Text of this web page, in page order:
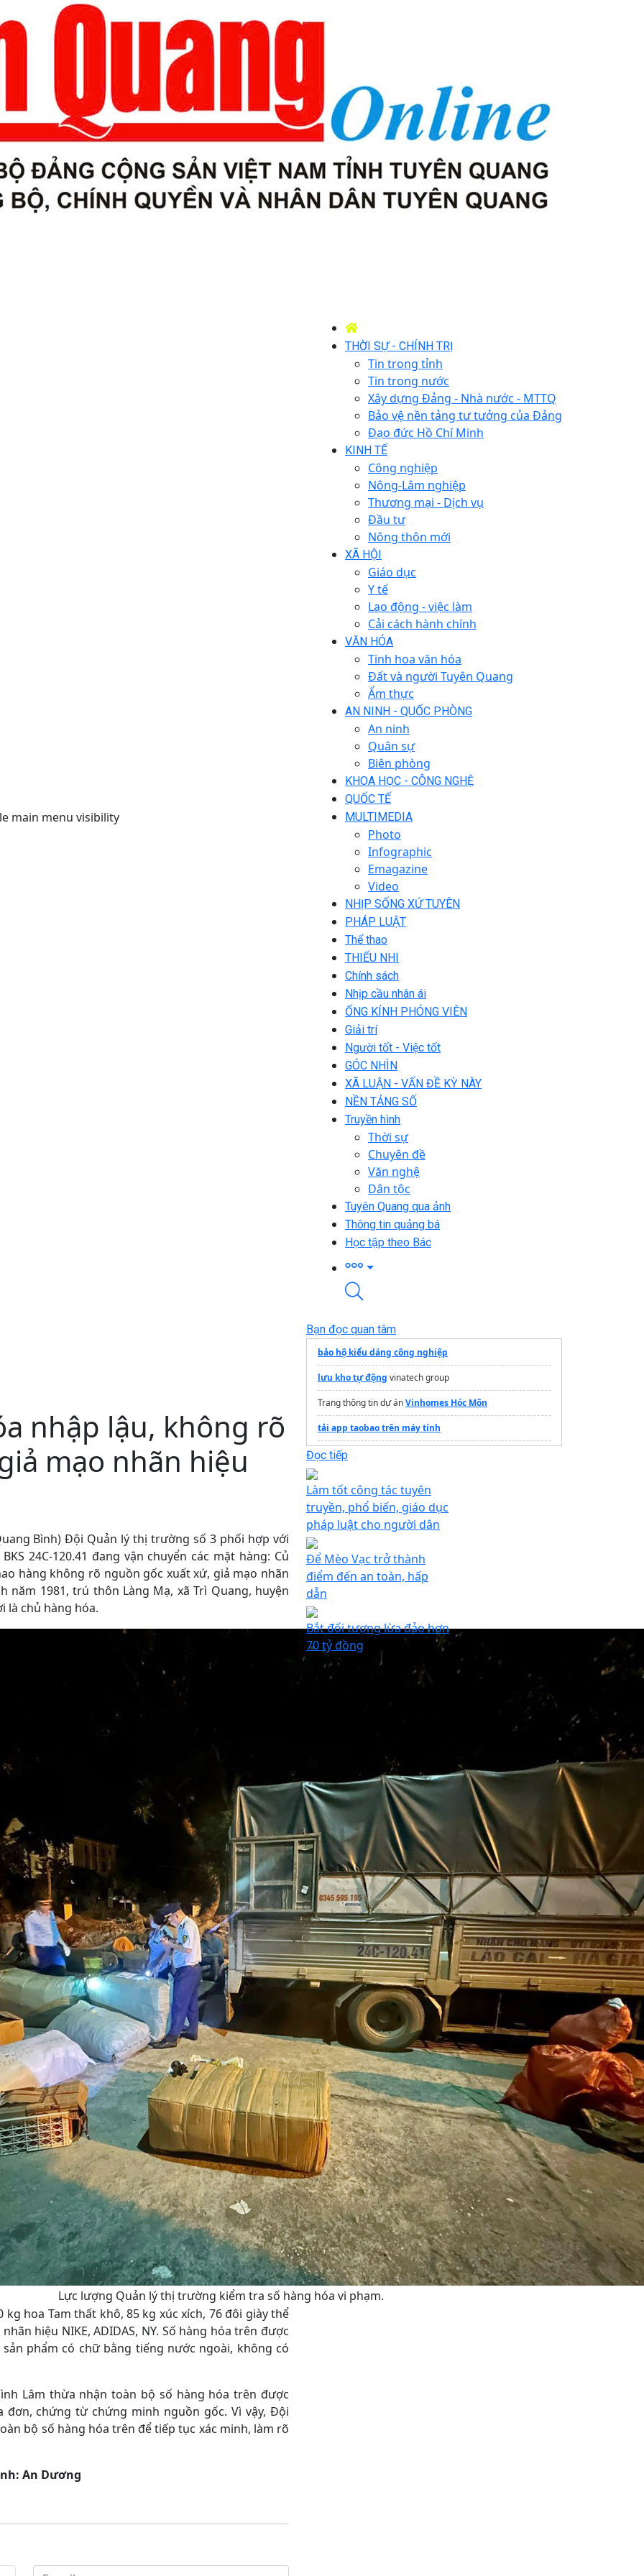
main menu visibility
THỜI SỰ - CHÍNH TRỊ
Tin trong tỉnh
Tin trong nước
Xây dựng Đảng - Nhà nước - MTTQ
Bảo vệ nền tảng tư tưởng của Đảng
Đạo đức Hồ Chí Minh
KINH TẾ
Công nghiệp
Nông-Lâm nghiệp
Thương mại - Dịch vụ
Đầu tư
Nông thôn mới
XÃ HỘI
Giáo dục
Y tế
Lao động - việc làm
Cải cách hành chính
VĂN HÓA
Tinh hoa văn hóa
Đất và người Tuyên Quang
Ẩm thực
AN NINH - QUỐC PHÒNG
An ninh
Quân sự
Biên phòng
KHOA HỌC - CÔNG NGHỆ
QUỐC TẾ
MULTIMEDIA
Photo
Infographic
Emagazine
Video
NHỊP SỐNG XỨ TUYÊN
PHÁP LUẬT
Thể thao
THIẾU NHI
Chính sách
Nhịp cầu nhân ái
ỐNG KÍNH PHÓNG VIÊN
Giải trí
Người tốt - Việc tốt
GÓC NHÌN
XÃ LUẬN - VẤN ĐỀ KỲ NÀY
NỀN TẢNG SỐ
Truyền hình
Thời sự
Chuyên đề
Văn nghệ
Dân tộc
Tuyên Quang qua ảnh
Thông tin quảng bá
Học tập theo Bác
nhập lậu, không rõ
mạo nhãn hiệu
Bình) Đội Quản lý thị trường số 3 phối hợp với
24C-120.41 đang vận chuyển các mặt hàng: Củ
hàng không rõ nguồn gốc xuất xứ, giả mạo nhãn
năm 1981, trú thôn Làng Mạ, xã Trì Quang, huyện
là chủ hàng hóa.
Lực lượng Quản lý thị trường kiểm tra số hàng hóa vi phạm.
hoa Tam thất khô, 85 kg xúc xích, 76 đôi giày thể
hiệu NIKE, ADIDAS, NY. Số hàng hóa trên được
phẩm có chữ bằng tiếng nước ngoài, không có
Lâm thừa nhận toàn bộ số hàng hóa trên được
chứng từ chứng minh nguồn gốc. Vì vậy, Đội
bộ số hàng hóa trên để tiếp tục xác minh, làm rõ
An Dương
Bạn đọc quan tâm
bảo hộ kiểu dáng công nghiệp
lưu kho tự động vinatech group
Trang thông tin dự ánVinhomes Hóc Môn
tải app taobao trên máy tính
Rượu vang
Hoa Tươi Phan Thiết
Công tyBốc xếp biên hòagiá rẻ
Đọc tiếp
Làm tốt công tác tuyên
truyền, phổ biến, giáo dục
pháp luật cho người dân
Để Mèo Vạc trở thành
điểm đến an toàn, hấp
dẫn
Bắt đối tượng lừa đảo hơn
70 tỷ đồng